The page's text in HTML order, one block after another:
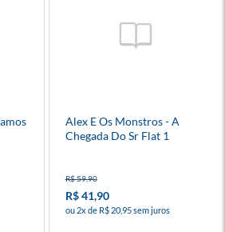
Alex E Os Monstros - A
Chegada Do Sr Flat 1
R$ 59,90
R$ 41,90
ou 2x de R$ 20,95 sem juros